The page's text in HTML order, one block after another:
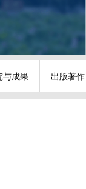
与成果 出版著作